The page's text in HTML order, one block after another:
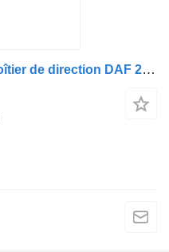
Colonne de direction TRW Boîtier de direction DAF 2299105 pour camion TRW